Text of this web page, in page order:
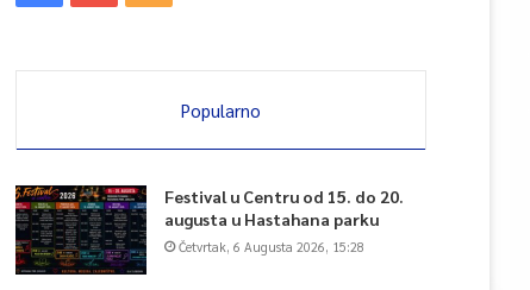
Popularno
Festival u Centru od 15. do 20.
augusta u Hastahana parku
Četvrtak, 6 Augusta 2026, 15:28